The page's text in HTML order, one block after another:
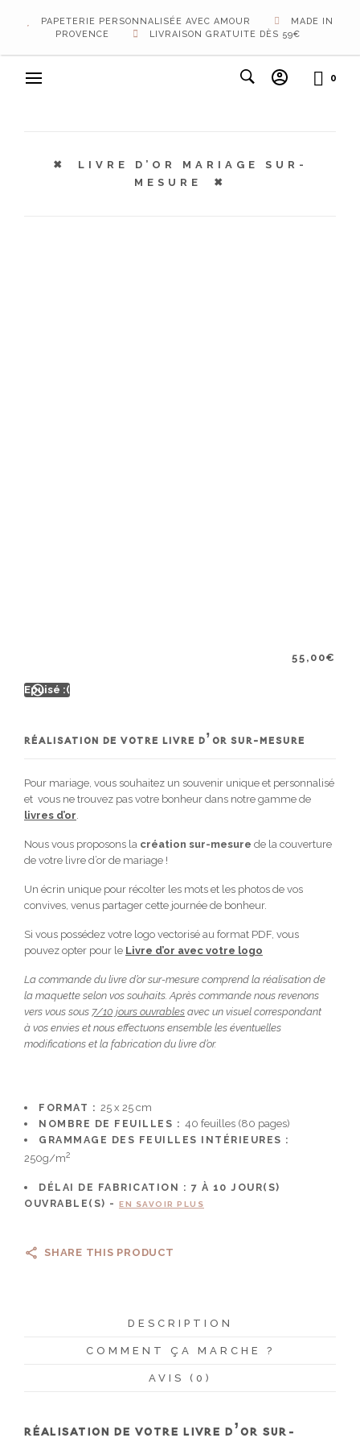
PAPETERIE PERSONNALISÉE AVEC AMOUR
MADE IN
PROVENCE
LIVRAISON GRATUITE DÈS 59€
0
LIVRE D’OR MARIAGE SUR-
MESURE
55,00€
RÉALISATION DE VOTRE LIVRE D’OR SUR-MESURE
Pour mariage, vous souhaitez un souvenir unique et personnalisé
et vous ne trouvez pas votre bonheur dans notre gamme de
livres d’or
Nous vous proposons la création sur-mesure de la couverture
de votre livre d’or de mariage !
Un écrin unique pour récolter les mots et les photos de vos
convives, venus partager cette journée de bonheur.
Si vous possédez votre logo vectorisé au format PDF, vous
pouvez opter pour le Livre d’or avec votre logo
La commande du livre d’or sur-mesure comprend la réalisation de
la maquette selon vos souhaits. Après commande nous revenons
vers vous sous 7/10 jours ouvrables avec un visuel correspondant
à vos envies et nous effectuons ensemble les éventuelles
modifications et la fabrication du livre d’or.
FORMAT : 25 x 25 cm
NOMBRE DE FEUILLES : 40 feuilles (80 pages)
GRAMMAGE DES FEUILLES INTÉRIEURES :
250g/m2
DÉLAI DE FABRICATION : 7 À 10 JOUR(S)
OUVRABLE(S) -
EN SAVOIR PLUS
Epuisé :(
SHARE THIS PRODUCT
DESCRIPTION
COMMENT ÇA MARCHE ?
AVIS (0)
RÉALISATION DE VOTRE LIVRE D’OR SUR-